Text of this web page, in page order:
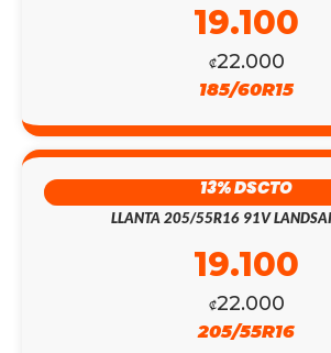
₡22.000
19.100
185/60R15
13% DSCTO
LLANTA 205/55R16 91V
₡22.000
19.100
205/55R16